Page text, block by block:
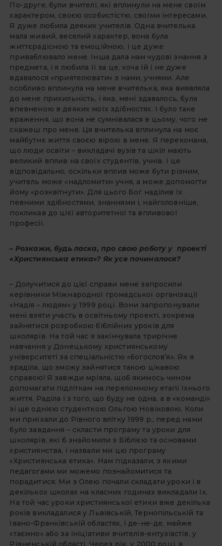
По-друге, були вчителі, які вплинули на мене своїм
характером, своєю особистістю, своїми інтересами.
Я дуже любила деяких учителів. Одна вчителька
мала живий, веселий характер, вона була
життєрадісною та емоційною, і це дуже
приваблювало мене. Інша дала нам чудові знання з
предмета, і я любила її за це, хоча їй і не дуже
вдавалося «приятелювати» з нами, учнями. Але
особливо вплинула на мене вчителька, яка виявляла
до мене прихильність, і яка, мені здавалось, була
впевненою в деяких моїх здібностях. І було таке
враження, що вона не сумнівалася в цьому, чого не
скажеш про мене. Ця вчителька вплинула на моє
майбутнє життя своєю вірою в мене. Я переконана,
що люди освіти – викладачі вузів та шкіл мають
великий вплив на своїх студентів, учнів. І це
відповідально, оскільки вплив може бути різним,
учитель може «надломити» учня, а може допомогти
йому «розквітнути». Для цього Бог наділив їх
певними здібностями, знаннями і, найголовніше,
покликав до цієї авторитетної та впливової
професії.
– Розкажи, будь ласка, про свою роботу у проекті
«Християнська етика»? Як усе починалося?
– Долучитися до цієї справи мене запросили
керівники Міжнародної громадської організації
«Надія – людям» у 1999 році. Вони запропонували
мені взяти участь в освітньому проекті, зокрема
зайнятися розробкою біблійних уроків для
школярів. На той час я закінчувала трирічне
навчання у Донецькому християнському
університеті за спеціальністю «богослов’я». Як я
зраділа, що зможу зайнятися такою цікавою
справою! Я завжди мріяла, щоб якимось чином
допомагати підліткам на переломному етапі їхнього
життя. Раділа і з того, що буду не одна, а в «команді»
зі ще однією студенткою Ольгою Новіковою. Коли
ми приїхали до Рівного влітку 1999 р., перед нами
було завдання – скласти програму та уроки для
школярів, які б знайомили з Біблією та основами
християнства, і назвали ми цю програму
«Християнська етика». Нам підказали, з якими
педагогами ми можемо познайомитися та
порадитися. Ми з Олею почали складати уроки і в
декількох школах на класних годинах викладали їх.
На той час уроки християнської етики вже декілька
років викладалися у Львівській, Тернопільській та
Івано-Франківській областях, і де-не-де, майже
«таємно» або за ініціативи вчителів-ентузіастів, у
Рівненській області. Через рік, у 2000 році, в